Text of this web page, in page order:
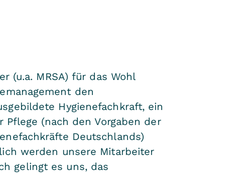
(u.a. MRSA) für das Wohl
den
Hygienefachkraft, ein
(nach den Vorgaben der
Deutschlands)
werden unsere Mitarbeiter
gelingt es uns, das